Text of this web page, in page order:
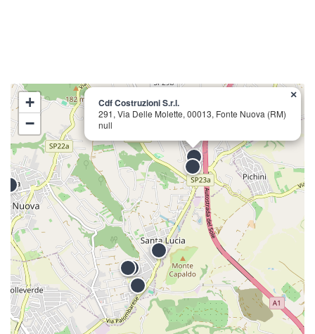
Cdf Costruzioni S.r.l.
291, Via Delle Molette, 00013, Fonte Nuova (RM)
null
×
+
−